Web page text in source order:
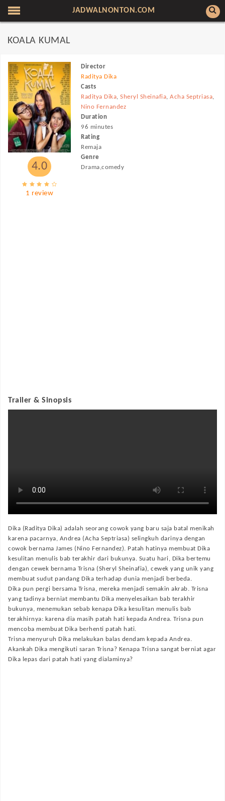
JADWALNONTON.COM
KOALA KUMAL
4.0
1 review
Director
Raditya Dika
Casts
Raditya Dika,Sheryl Sheinafia,Acha Septriasa,
Nino Fernandez
Duration
96 minutes
Rating
Remaja
Genre
Drama,comedy
Trailer & Sinopsis
Dika (Raditya Dika) adalah seorang cowok yang baru saja batal menikah
karena pacarnya, Andrea (Acha Septriasa) selingkuh darinya dengan
cowok bernama James (Nino Fernandez). Patah hatinya membuat Dika
kesulitan menulis bab terakhir dari bukunya. Suatu hari, Dika bertemu
dengan cewek bernama Trisna (Sheryl Sheinafia), cewek yang unik yang
membuat sudut pandang Dika terhadap dunia menjadi berbeda.
Dika pun pergi bersama Trisna, mereka menjadi semakin akrab. Trisna
yang tadinya berniat membantu Dika menyelesaikan bab terakhir
bukunya, menemukan sebab kenapa Dika kesulitan menulis bab
terakhirnya: karena dia masih patah hati kepada Andrea. Trisna pun
mencoba membuat Dika berhenti patah hati.
Trisna menyuruh Dika melakukan balas dendam kepada Andrea.
Akankah Dika mengikuti saran Trisna? Kenapa Trisna sangat berniat agar
Dika lepas dari patah hati yang dialaminya?